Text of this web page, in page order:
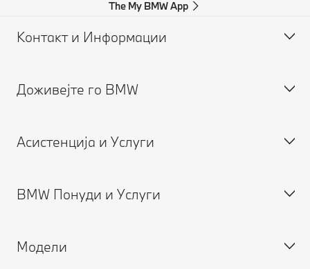
The My BMW App
Контакт и Информации
Помош при незгода
Доживејте го BMW
Кариера
Асистенција и Услуги
Закажете сервис
Гаранции
BMW Понуди и Услуги
Нови
Модели